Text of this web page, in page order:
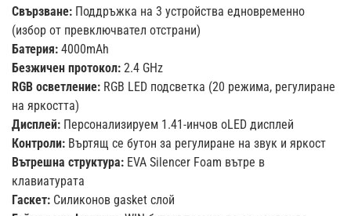
Свързване: Поддръжка на 3 устройства едновременно
(избор от превключвател отстрани)
Батерия: 4000mAh
Безжичен протокол: 2.4 GHz
RGB осветление: RGB LED подсветка (20 режима, регулиране
на яркостта)
Дисплей: Персонализируем 1.41-инчов oLED дисплей
Контроли: Въртящ се бутон за регулиране на звук и яркост
Вътрешна структура: EVA Silencer Foam вътре в
клавиатурата
Гаскет: Силиконов gasket слой